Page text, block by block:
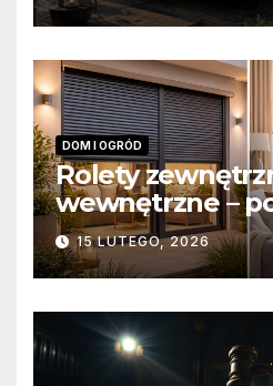
DOM I OGRÓD
Rolety
wewnętrzne –
różnice
funkcjonalne
15 LUTEGO, 2026